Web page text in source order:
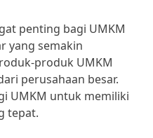
penting bagi UMKM
yang semakin
produk UMKM
perusahaan besar.
UMKM untuk memiliki
tepat.